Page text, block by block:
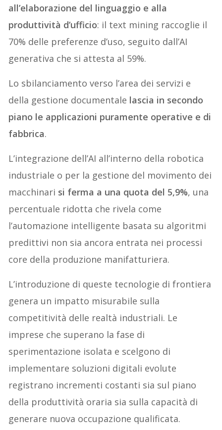
all’elaborazione del linguaggio e alla
produttività d’ufficio: il text mining raccoglie il
70% delle preferenze d’uso, seguito dall’AI
generativa che si attesta al 59%.
Lo sbilanciamento verso l’area dei servizi e
della gestione documentale lascia in secondo
piano le applicazioni puramente operative e di
fabbrica.
L’integrazione dell’AI all’interno della robotica
industriale o per la gestione del movimento dei
macchinari si ferma a una quota del 5,9%, una
percentuale ridotta che rivela come
l’automazione intelligente basata su algoritmi
predittivi non sia ancora entrata nei processi
core della produzione manifatturiera.
L’introduzione di queste tecnologie di frontiera
genera un impatto misurabile sulla
competitività delle realtà industriali. Le
imprese che superano la fase di
sperimentazione isolata e scelgono di
implementare soluzioni digitali evolute
registrano incrementi costanti sia sul piano
della produttività oraria sia sulla capacità di
generare nuova occupazione qualificata.